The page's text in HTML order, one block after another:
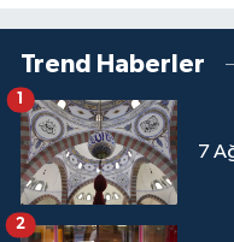
Trend Haberler
7
1
2